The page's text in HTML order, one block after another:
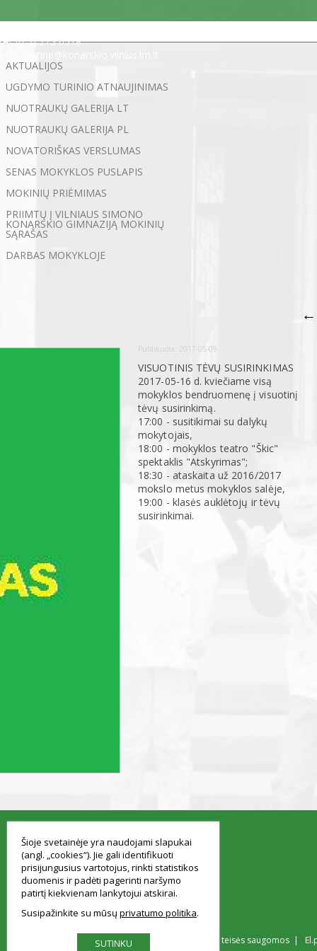
tel. (0 5) 213 0518
AKTUALIJOS
UGDYMO TURINIO ATNAUJINIMAS
NUOTRAUKŲ GALERIJA LT
NUOTRAUKŲ GALERIJA PL
NOVATORIŠKAS VERSLUMAS
SENAS MOKYKLOS PUSLAPIS
MOKINIŲ PRIĖMIMAS
PRIIMTŲ Į VILNIAUS SIMONO
KONARSKIO GIMNAZIJĄ MOKINIŲ
SĄRAŠAS
DARBAS MOKYKLOJE
←
Publikuota: 2017-05-09
VISUOTINIS TĖVŲ SUSIRINKIMAS
2017-05-16 d. kviečiame visą
mokyklos bendruomenę į visuotinį
tėvų susirinkimą.
17:00 - susitikimai su dalykų
mokytojais,
18:00 - mokyklos teatro "Škic"
spektaklis "Atskyrimas";
18:30 - ataskaita už 2016/2017
mokslo metus mokyklos salėje,
19:00 - klasės auklėtojų ir tėvų
susirinkimai.
© Vilniaus Simono Konarskio gimnazija Visos teisės saugomos |
Šioje svetainėje yra naudojami slapukai
(angl. „cookies“). Jie gali identifikuoti
prisijungusius vartotojus, rinkti statistikos
duomenis ir padėti pagerinti naršymo
patirtį kiekvienam lankytojui atskirai.
Susipažinkite su mūsų privatumo politika
SUTINKU